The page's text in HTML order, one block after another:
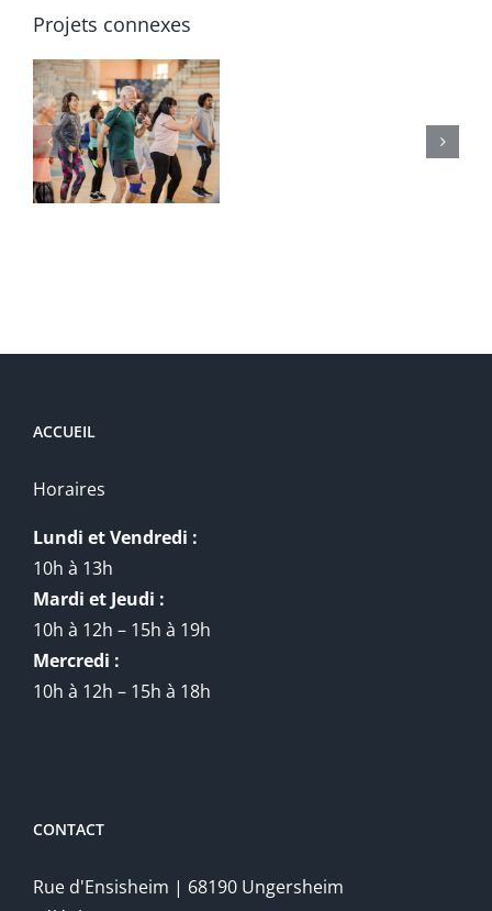
Projets connexes
ACCUEIL
Horaires
Lundi et Vendredi :
10h à 13h
Mardi et Jeudi :
10h à 12h – 15h à 19h
Mercredi :
10h à 12h – 15h à 18h
CONTACT
Rue d'Ensisheim | 68190 Ungersheim